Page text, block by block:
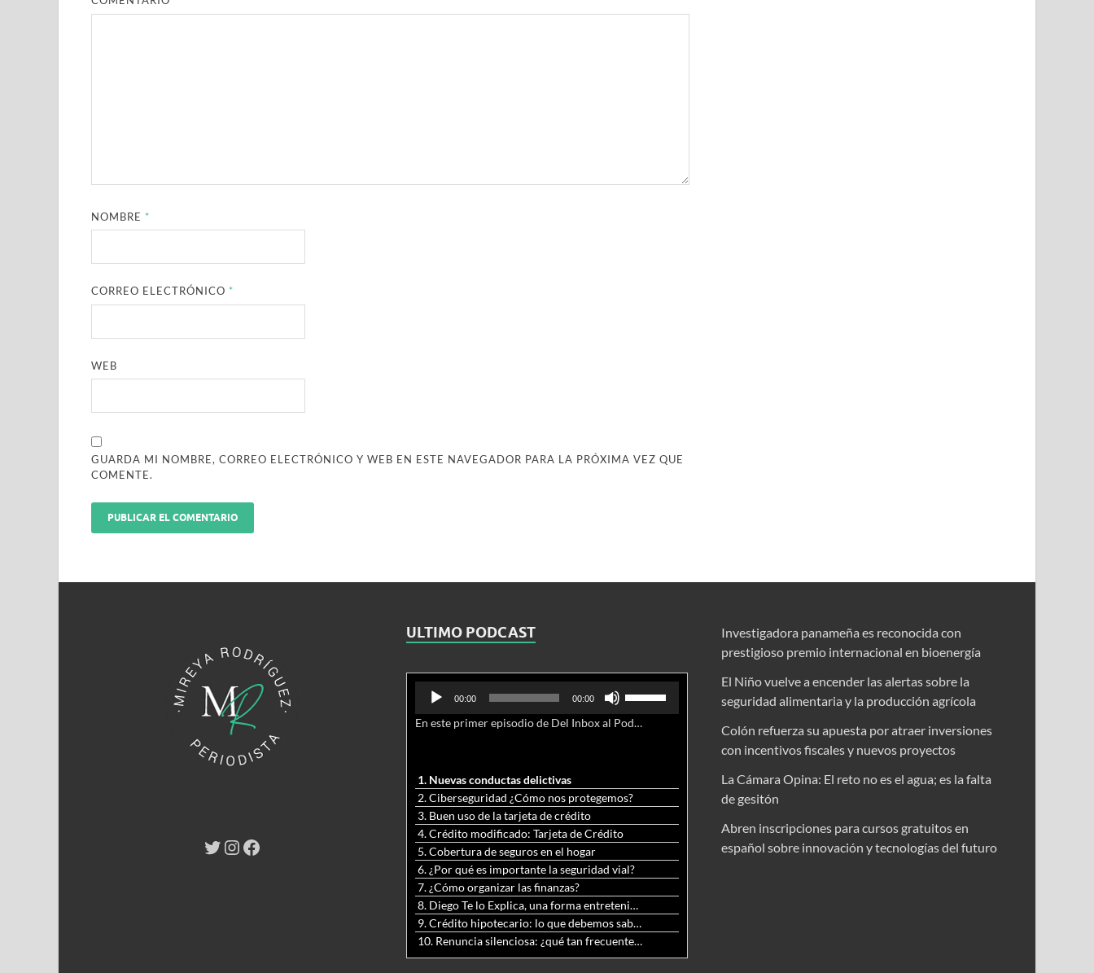
NOMBRE *
CORREO ELECTRÓNICO *
WEB
GUARDA MI NOMBRE, CORREO ELECTRÓNICO Y WEB EN ESTE NAVEGADOR PARA LA PRÓXIMA VEZ QUE
COMENTE.
ULTIMO PODCAST
Reproductor
audio
00:00 00:00
teclas
para
aumentar
o
disminuir
el
volumen.
En este primer episodio de Del Inbox al Podcast, analizamos junto al abogado Jonathan Brown las nuevas conductas delictivas cibernéticas y la necesidad de hacer modificaciones al Código Penal.
1. Nuevas conductas delictivas
2. Ciberseguridad ¿Cómo nos protegemos?
3. Buen uso de la tarjeta de crédito
4. Crédito modificado: Tarjeta de Crédito
5. Cobertura de seguros en el hogar
6. ¿Por qué es importante la seguridad vial?
7. ¿Cómo organizar las finanzas?
8. Diego Te lo Explica, una forma entretenida y diferente de aprender matemáticas y ciencias
9. Crédito hipotecario: lo que debemos saber previo a adquirir nuestra vivienda
10. Renuncia silenciosa: ¿qué tan frecuente es?
Investigadora panameña es reconocida con
prestigioso premio internacional en bioenergía
El Niño vuelve a encender las alertas sobre la
seguridad alimentaria y la producción agrícola
Colón refuerza su apuesta por atraer inversiones
con incentivos fiscales y nuevos proyectos
La Cámara Opina: El reto no es el agua; es la falta
de gesitón
Abren inscripciones para cursos gratuitos en
español sobre innovación y tecnologías del futuro